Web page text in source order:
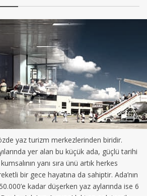
yaz turizm merkezlerinden biridir.
yer alan bu küçük ada, güçlü tarihi
yanı sıra ünü artık herkes
bir gece hayatına da sahiptir. Ada’nın
kadar düşerken yaz aylarında ise 6